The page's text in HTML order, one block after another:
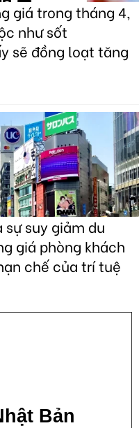
giá trong tháng 4,
như sốt
sẽ đồng loạt tăng
sự suy giảm du
giá phòng khách
chế của trí tuệ
Bản